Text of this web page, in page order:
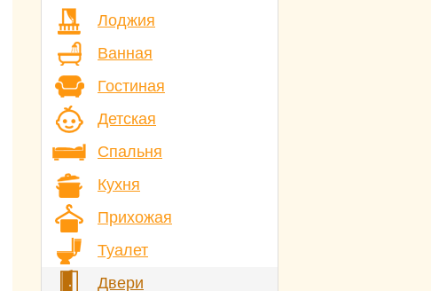
Лоджия
Ванная
Гостиная
Детская
Спальня
Кухня
Прихожая
Туалет
Двери